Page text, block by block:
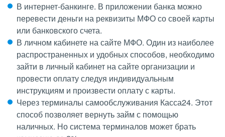
В интернет-банкинге. В приложении банка можно
перевести деньги на реквизиты МФО со своей карты
или банковского счета.
В личном кабинете на сайте МФО. Один из наиболее
распространенных и удобных способов, необходимо
зайти в личный кабинет на сайте организации и
провести оплату следуя индивидуальным
инструкциям и произвести оплату с карты.
Через терминалы самообслуживания Касса24. Этот
способ позволяет вернуть займ с помощью
наличных. Но система терминалов может брать